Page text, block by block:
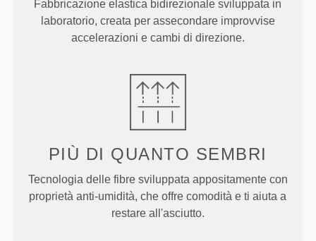
Fabbricazione elastica bidirezionale sviluppata in
laboratorio, creata per assecondare improvvise
accelerazioni e cambi di direzione.
PIÙ DI QUANTO SEMBRI
Tecnologia delle fibre sviluppata appositamente con
proprietà anti-umidità, che offre comodità e ti aiuta a
restare all'asciutto.